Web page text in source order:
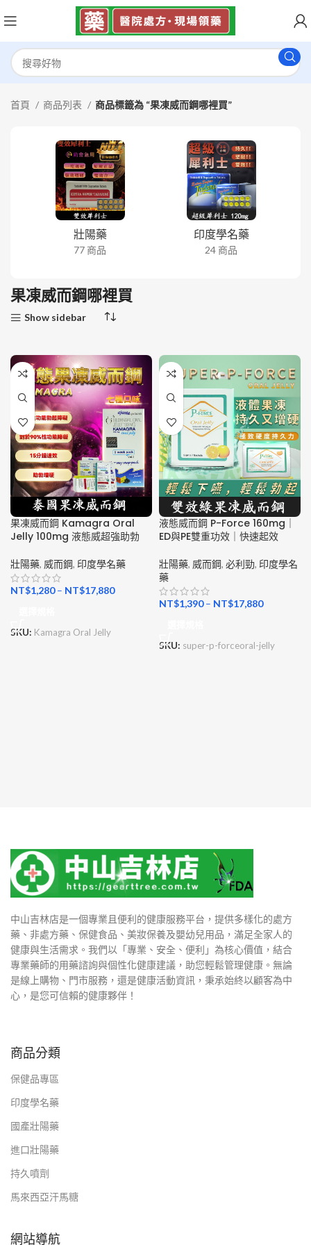
首頁 商品列表 商品標籤為 “果凍威而鋼哪裡買”
壯陽藥
77 商品
印度學名藥
24 商品
果凍威而鋼哪裡買
Show sidebar
果凍威而鋼 Kamagra Oral
Jelly 100mg 液態威超強助勃
壯陽藥, 威而鋼, 印度學名藥
NT$1,280– NT$17,880
SKU: Kamagra Oral Jelly
液態威而鋼 P-Force 160mg｜
ED與PE雙重功效｜快速起效
壯陽藥, 威而鋼, 必利勁, 印度學名
藥
NT$1,390– NT$17,880
SKU: super-p-forceoral-jelly
中山吉林店是一個專業且便利的健康服務平台，提供多樣化的處方
藥、非處方藥、保健食品、美妝保養及嬰幼兒用品，滿足全家人的
健康與生活需求。我們以「專業、安全、便利」為核心價值，結合
專業藥師的用藥諮詢與個性化健康建議，助您輕鬆管理健康。無論
是線上購物、門市服務，還是健康活動資訊，秉承始終以顧客為中
心，是您可信賴的健康夥伴！
商品分類
保健品專區
印度學名藥
國產壯陽藥
進口壯陽藥
持久噴劑
馬來西亞汗馬糖
網站導航